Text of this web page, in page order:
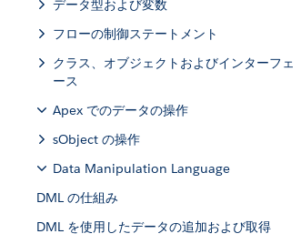
データ型および変数
フローの制御ステートメント
クラス、オブジェクトおよびインターフェ
ース
Apex でのデータの操作
sObject の操作
Data Manipulation Language
DML の仕組み
DML を使用したデータの追加および取得